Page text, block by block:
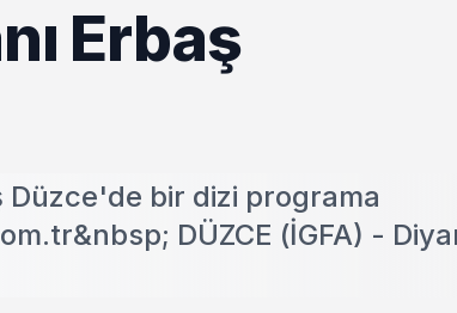
Erbaş
Düzce'de bir dizi programa
DÜZCE (İGFA) -